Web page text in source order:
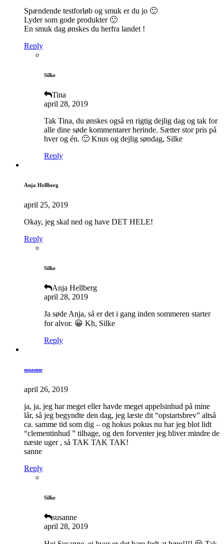
Spændende testforløb og smuk er du jo 🙂
Lyder som gode produkter 🙂
En smuk dag ønskes du herfra landet !
Reply
Silke
Tina
april 28, 2019
Tak Tina, du ønskes også en rigtig dejlig dag og tak for
alle dine søde kommentarer herinde. Sætter stor pris på
hver og én. 🙂 Knus og dejlig søndag, Silke
Reply
Anja Hellberg
april 25, 2019
Okay, jeg skal ned og have DET HELE!
Reply
Silke
Anja Hellberg
april 28, 2019
Ja søde Anja, så er det i gang inden sommeren starter
for alvor. 😀 Kh, Silke
Reply
susanne
april 26, 2019
ja, ja, jeg har meget eller havde meget appelsinhud på mine
lår, så jeg begyndte den dag, jeg læste dit “opstartsbrev” altså
ca. samme tid som dig – og hokus pokus nu har jeg blot lidt
“clementinhud ” tilbage, og den forventer jeg bliver mindre de
næste uger , så TAK TAK TAK!
sanne
Reply
Silke
susanne
april 28, 2019